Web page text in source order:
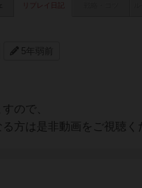
5年弱前
ので、
方は是非動画をご視聴く